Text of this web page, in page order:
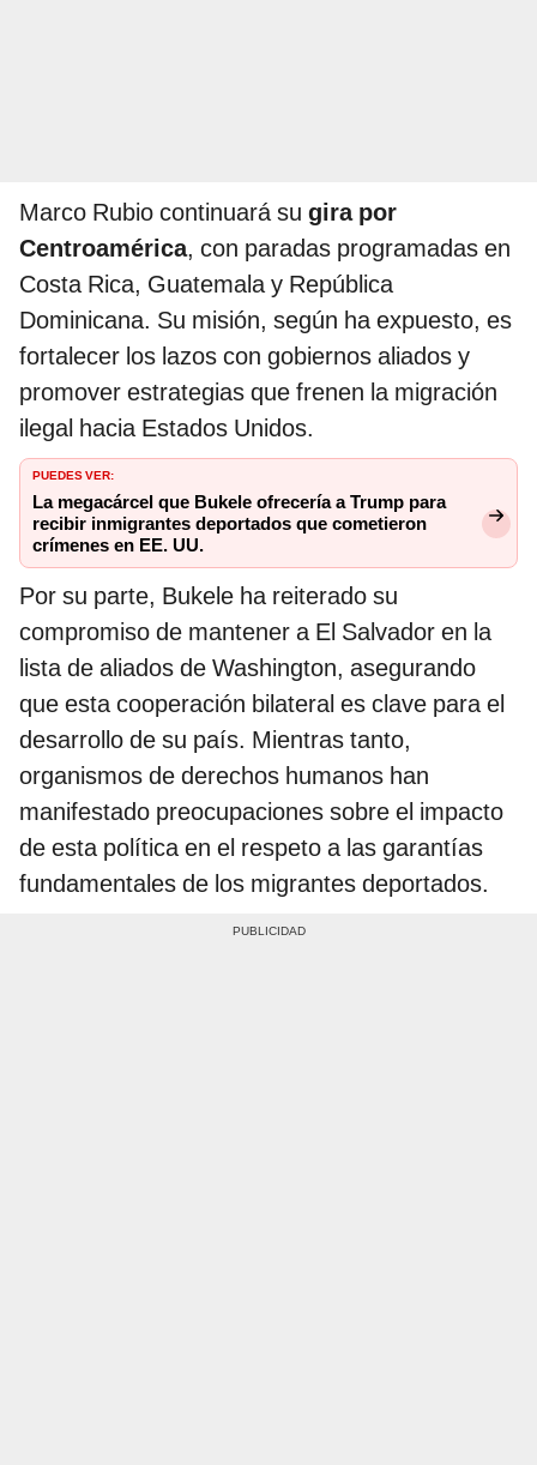
Marco Rubio continuará su gira por
Centroamérica, con paradas programadas en
Costa Rica, Guatemala y República
Dominicana. Su misión, según ha expuesto, es
fortalecer los lazos con gobiernos aliados y
promover estrategias que frenen la migración
ilegal hacia Estados Unidos.
PUEDES VER:
La megacárcel que Bukele ofrecería a Trump para
recibir inmigrantes deportados que cometieron
crímenes en EE. UU.
Por su parte, Bukele ha reiterado su
compromiso de mantener a El Salvador en la
lista de aliados de Washington, asegurando
que esta cooperación bilateral es clave para el
desarrollo de su país. Mientras tanto,
organismos de derechos humanos han
manifestado preocupaciones sobre el impacto
de esta política en el respeto a las garantías
fundamentales de los migrantes deportados.